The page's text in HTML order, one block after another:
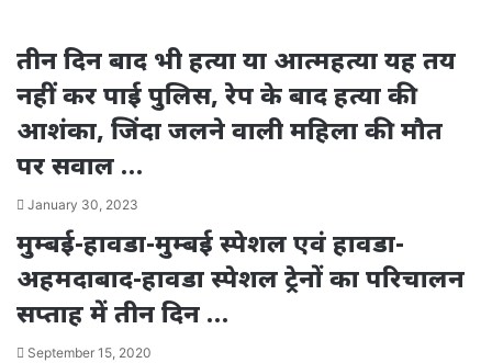
तीन दिन बाद भी हत्या या आत्महत्या यह तय
नहीं कर पाई पुलिस, रेप के बाद हत्या की
आशंका, जिंदा जलने वाली महिला की मौत
पर सवाल …
January 30, 2023
मुम्बई-हावडा-मुम्बई स्पेशल एवं हावडा-
अहमदाबाद-हावडा स्पेशल ट्रेनों का परिचालन
सप्ताह में तीन दिन …
September 15, 2020